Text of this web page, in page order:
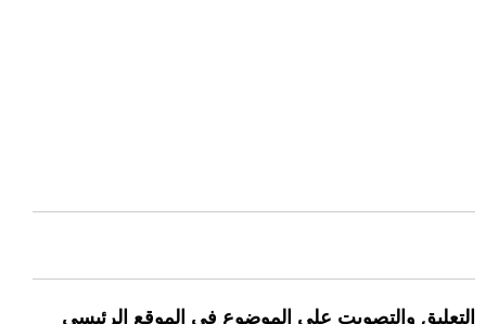
التعليق والتصويت على الموضوع في الموقع الرئيسي